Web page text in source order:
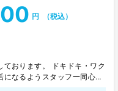
円 （税込）
おります。 ドキドキ・ワク
なるようスタッフ一同心よ